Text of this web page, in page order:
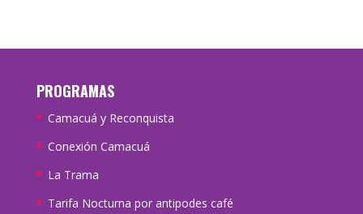
PROGRAMAS
Camacuá y Reconquista
Conexión Camacuá
La Trama
Tarifa Nocturna por antipodes café